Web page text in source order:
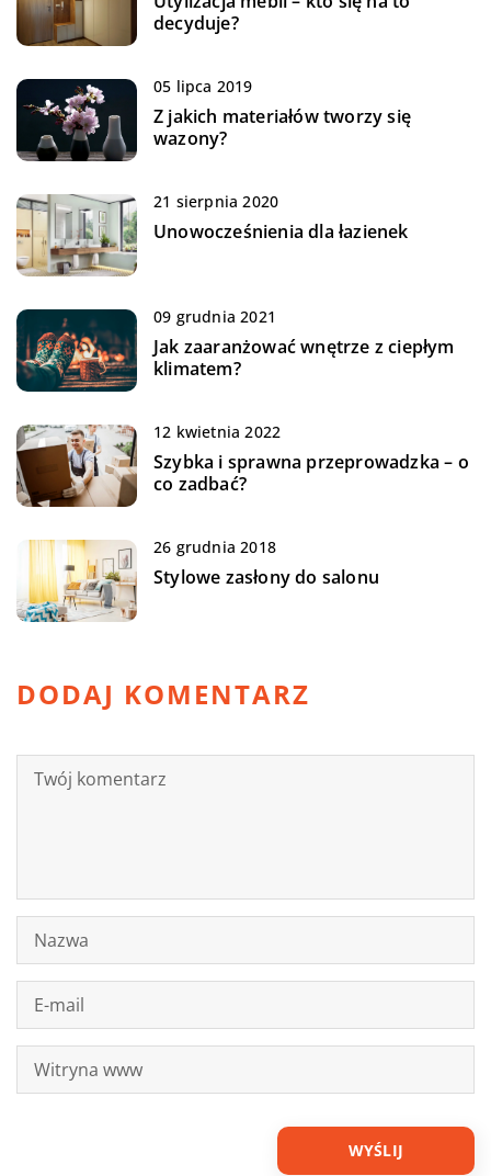
decyduje?
05 lipca 2019
Z jakich materiałów tworzy się
wazony?
21 sierpnia 2020
Unowocześnienia dla łazienek
09 grudnia 2021
Jak zaaranżować wnętrze z ciepłym
klimatem?
12 kwietnia 2022
Szybka i sprawna przeprowadzka – o
co zadbać?
26 grudnia 2018
Stylowe zasłony do salonu
DODAJ KOMENTARZ